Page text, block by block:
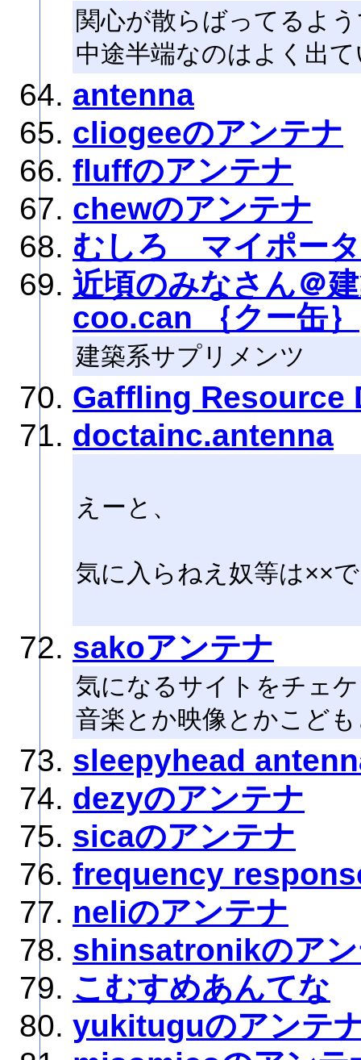
関心が散らばってるよ
中途半端なのはよく出
antenna
cliogeeのアンテナ
fluffのアンテナ
chewのアンテナ
むしろ マイポー
近頃のみなさん＠
coo.can ｛クー缶｝
建築系サプリメンツ
Gaffling Resource
doctainc.antenna
えーと、
気に入らねえ奴等は××
sakoアンテナ
気になるサイトをチェ
音楽とか映像とかこど
sleepyhead
dezyのアンテナ
sicaのアンテナ
frequency
neliのアンテナ
shinsatronikのア
こむすめあんてな
yukituguのアンテ